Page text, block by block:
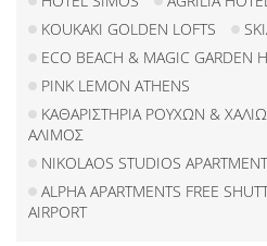
KOUKAKI GOLDEN LOFTS
ECO BEACH & MAGIC GARDEN
PINK LEMON ATHENS
ΚΑΘΑΡΙΣΤΗΡΙΑ ΡΟΥΧΩΝ &
ΑΛΙΜΟΣ
NIKOLAOS STUDIOS
ALPHA APARTMENTS FREE
AIRPORT